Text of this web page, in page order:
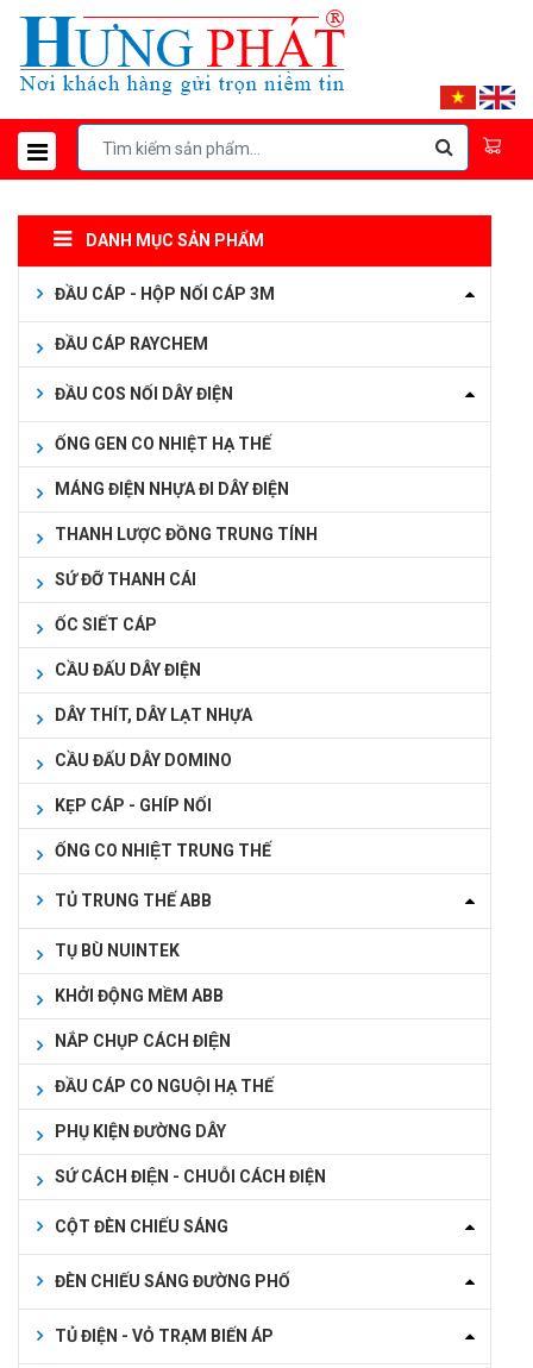
DANH MỤC SẢN PHẨM
ĐẦU CÁP - HỘP NỐI CÁP 3M
ĐẦU CÁP RAYCHEM
ĐẦU COS NỐI DÂY ĐIỆN
ỐNG GEN CO NHIỆT HẠ THẾ
MÁNG ĐIỆN NHỰA ĐI DÂY ĐIỆN
THANH LƯỢC ĐỒNG TRUNG TÍNH
SỨ ĐỠ THANH CÁI
ỐC SIẾT CÁP
CẦU ĐẤU DÂY ĐIỆN
DÂY THÍT, DÂY LẠT NHỰA
CẦU ĐẤU DÂY DOMINO
KẸP CÁP - GHÍP NỐI
ỐNG CO NHIỆT TRUNG THẾ
TỦ TRUNG THẾ ABB
TỤ BÙ NUINTEK
KHỞI ĐỘNG MỀM ABB
NẮP CHỤP CÁCH ĐIỆN
ĐẦU CÁP CO NGUỘI HẠ THẾ
PHỤ KIỆN ĐƯỜNG DÂY
SỨ CÁCH ĐIỆN - CHUỖI CÁCH ĐIỆN
CỘT ĐÈN CHIẾU SÁNG
ĐÈN CHIẾU SÁNG ĐƯỜNG PHỐ
TỦ ĐIỆN - VỎ TRẠM BIẾN ÁP